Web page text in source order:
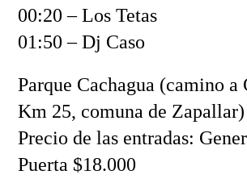
00:20 – Los Tetas
01:50 – Dj Caso
Parque Cachagua (camino a
Km 25, comuna de Zapallar)
Precio de las entradas:
Puerta $18.000